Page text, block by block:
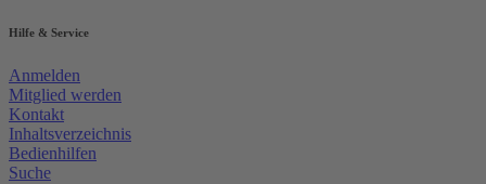
Hilfe & Service
Anmelden
Mitglied werden
Kontakt
Inhaltsverzeichnis
Bedienhilfen
Suche